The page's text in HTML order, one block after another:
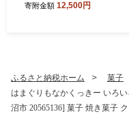
規格外 不揃い さけ サケ 鮭切
寄附金額 12,500円
ふるさと納税ホーム 菓子
はまぐりもなかくっきー いろ
沼市 20565136] 菓子 焼き菓子